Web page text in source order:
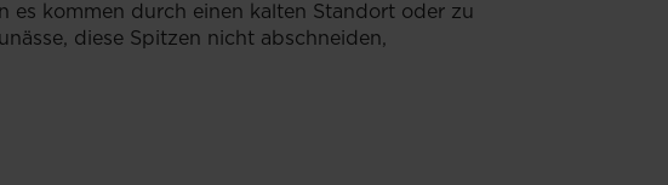
es kommen durch einen kalten Standort oder zu
diese Spitzen nicht abschneiden,